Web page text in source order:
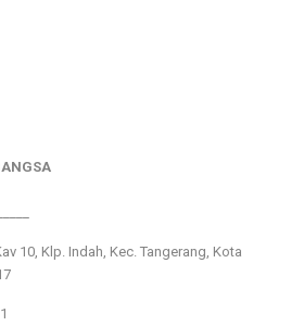
10, Klp. Indah, Kec. Tangerang, Kota